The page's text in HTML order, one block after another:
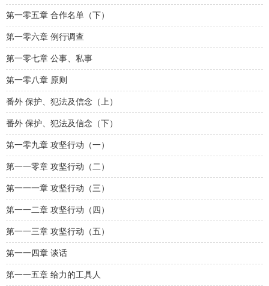
第一零五章 合作名单（下）
第一零六章 例行调查
第一零七章 公事、私事
第一零八章 原则
番外 保护、犯法及信念（上）
番外 保护、犯法及信念（下）
第一零九章 攻坚行动（一）
第一一零章 攻坚行动（二）
第一一一章 攻坚行动（三）
第一一二章 攻坚行动（四）
第一一三章 攻坚行动（五）
第一一四章 谈话
第一一五章 给力的工具人